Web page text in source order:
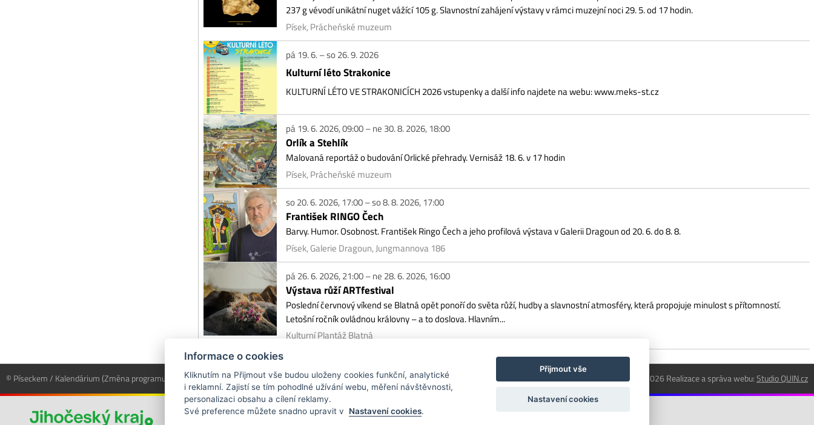
pá 19. 6. 2026, 09:00 – ne 30. 8. 2026, 18:00
Orlík a Stehlík
Malovaná reportáž o budování Orlické přehrady. Vernisáž 18. 6. v 17 hodin
Písek, Prácheňské muzeum
so 20. 6. 2026, 17:00 – so 8. 8. 2026, 17:00
František RINGO Čech
Barvy. Humor. Osobnost. František Ringo Čech a jeho profilová výstava v Galerii Dragoun od 20. 6. do 8. 8.
Písek, Galerie Dragoun, Jungmannova 186
pá 26. 6. 2026, 21:00 – ne 28. 6. 2026, 16:00
Výstava růží ARTfestival
Poslední červnový víkend se Blatná opět ponoří do světa růží, hudby a slavnostní atmosféry, která propojuje minulost s přítomností.
Letošní ročník ovládnou královny – a to doslova. Hlavním...
Kulturní Plantáž Blatná
© Píseckem / Kalendárium (Změna programu vyhrazena!) (Cookies) © 2018 - 2026 Realizace a správa webu:Studio QUIN.cz
Projekt byl podpořen z grantového programu Jihočeského kraje.
Informace o cookies
Kliknutím na Přijmout vše budou uloženy cookies funkční, analytické
i reklamní. Zajistí se tím pohodlné užívání webu, měření návštěvnosti,
personalizaci obsahu a cílení reklamy.
Své preference můžete snadno upravit v Nastavení cookies.
Přijmout vše
Nastavení cookies